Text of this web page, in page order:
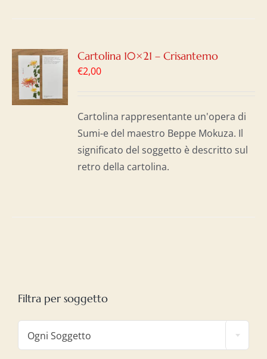
Cartolina 10×21 – Crisantemo
€2,00
Cartolina rappresentante un'opera di
Sumi-e del maestro Beppe Mokuza. Il
significato del soggetto è descritto sul
retro della cartolina.
Filtra per soggetto
Ogni Soggetto